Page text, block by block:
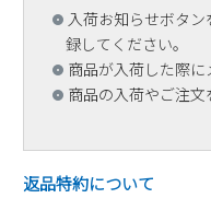
入荷お知らせボタ
録してください。
商品が入荷した際に
商品の入荷やご注文
返品特約について